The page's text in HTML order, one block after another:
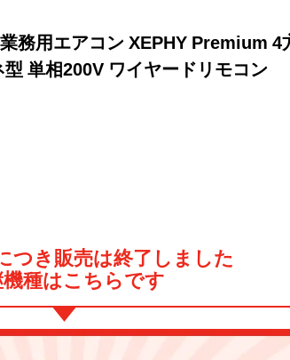
務用エアコン XEPHY Premium 4
単相200V ワイヤードリモコン
つき販売は終了しました
種はこちらです